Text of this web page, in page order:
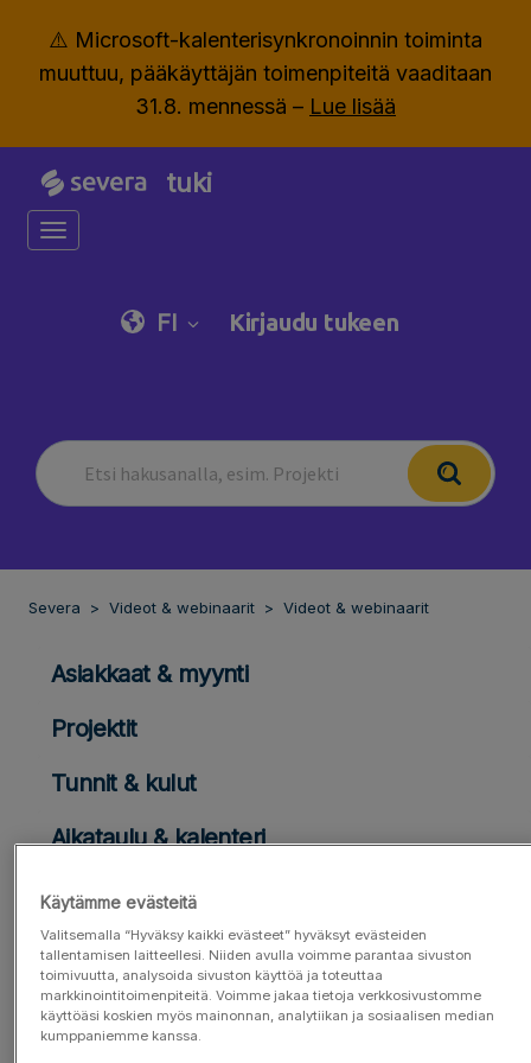
⚠️ Microsoft-kalenterisynkronoinnin toiminta
muuttuu, pääkäyttäjän toimenpiteitä vaaditaan
31.8. mennessä – Lue lisää
tuki
Toggle navigation
FI Kirjaudu tukeen
Severa Videot & webinaarit Videot & webinaarit
Asiakkaat & myynti
Projektit
Tunnit & kulut
Aikataulu & kalenteri
Resursointi
Laskut
Raportit & työpöydät
Käytämme evästeitä
Valitsemalla “Hyväksy kaikki evästeet” hyväksyt evästeiden
tallentamisen laitteellesi. Niiden avulla voimme parantaa sivuston
toimivuutta, analysoida sivuston käyttöä ja toteuttaa
markkinointitoimenpiteitä. Voimme jakaa tietoja verkkosivustomme
käyttöäsi koskien myös mainonnan, analytiikan ja sosiaalisen median
kumppaniemme kanssa.